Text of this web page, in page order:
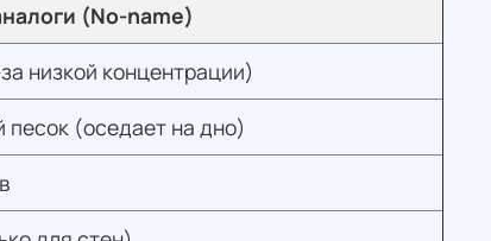
(No-name)
низкой концентрации)
песок (оседает на дно)